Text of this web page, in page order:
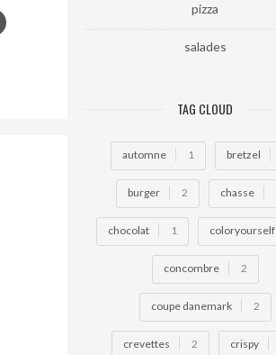
pizza
salades
TAG CLOUD
automne 1 bretzel
burger 2 chasse
chocolat 1 coloryourself
concombre 2
coupe danemark 2
crevettes 2 crispy